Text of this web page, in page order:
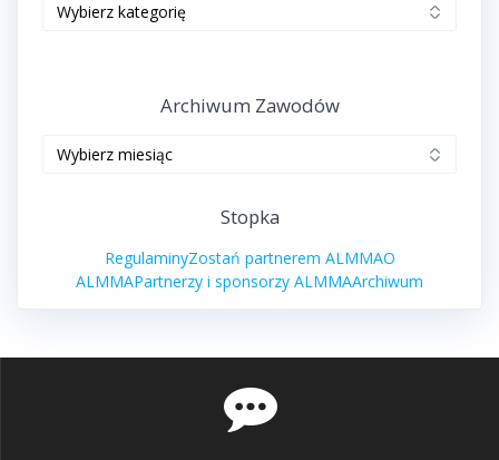
Archiwum Zawodów
Stopka
RegulaminyZostań partnerem ALMMAO
ALMMAPartnerzy i sponsorzy ALMMAArchiwum